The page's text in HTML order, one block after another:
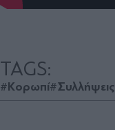
TAGS:
#Κορωπί#Συλλήψεις